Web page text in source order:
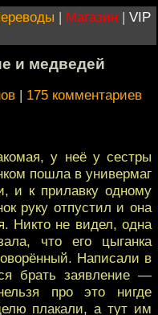
| Магазин | VIP
и медведей
| 175 комментариев
у неё у сестры
пошла в универмаг
и к прилавку одному
руку отпустил и она
Никто не видел, одна
что его цыганка
Написали в
брать заявление —
про это нигде
плакали, а тут им